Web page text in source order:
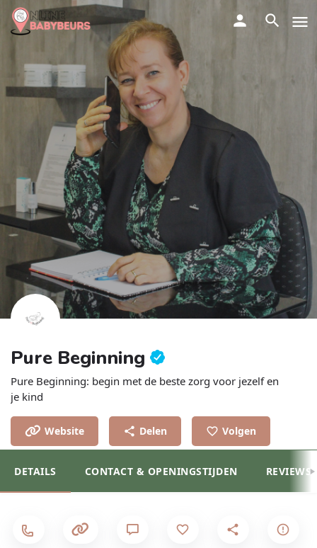
Pure Beginning
Pure Beginning: begin met de beste zorg voor jezelf en
je kind
Website Delen Volgen
DETAILS CONTACT & OPENINGSTIJDEN REVIEWS